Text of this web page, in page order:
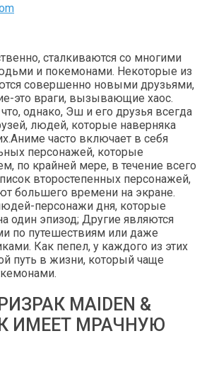
сталкиваются со многими
и покемонами. Некоторые из
совершенно новыми друзьями,
это враги, вызывающие хаос.
однако, Эш и его друзья всегда
людей, которые наверняка
часто включает в себя
персонажей, которые
по крайней мере, в течение всего
второстепенных персонажей,
большего времени на экране.
персонажи дня, которые
один эпизод; Другие являются
по путешествиям или даже
Как пепел, у каждого из этих
путь в жизни, который чаще
MAIDEN &
ИМЕЕТ МРАЧНУЮ